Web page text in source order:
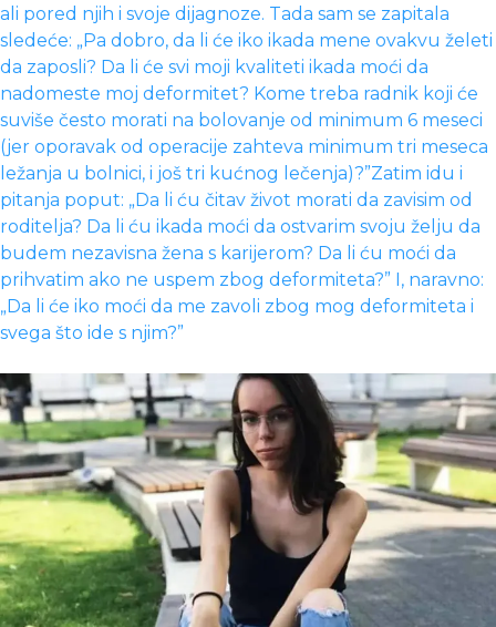
ali pored njih i svoje dijagnoze. Tada sam se zapitala
sledeće: „Pa dobro, da li će iko ikada mene ovakvu želeti
da zaposli? Da li će svi moji kvaliteti ikada moći da
nadomeste moj deformitet? Kome treba radnik koji će
suviše često morati na bolovanje od minimum 6 meseci
(jer oporavak od operacije zahteva minimum tri meseca
ležanja u bolnici, i još tri kućnog lečenja)?”Zatim idu i
pitanja poput: „Da li ću čitav život morati da zavisim od
roditelja? Da li ću ikada moći da ostvarim svoju želju da
budem nezavisna žena s karijerom? Da li ću moći da
prihvatim ako ne uspem zbog deformiteta?” I, naravno:
„Da li će iko moći da me zavoli zbog mog deformiteta i
svega što ide s njim?”